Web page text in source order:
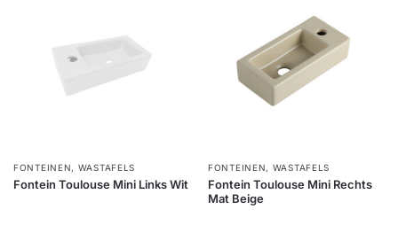
FONTEINEN, WASTAFELS
Fontein Toulouse Mini Links Wit
FONTEINEN, WASTAFELS
Fontein Toulouse Mini Rechts
Mat Beige